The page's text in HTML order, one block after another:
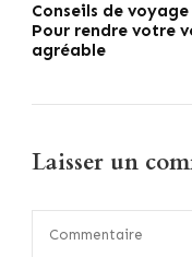
Conseils de
Pour rendre votre
agréable
Laisser un